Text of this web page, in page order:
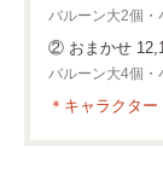
バルーン大2個・
② おまかせ
バルーン大4個・
＊キャラクタ